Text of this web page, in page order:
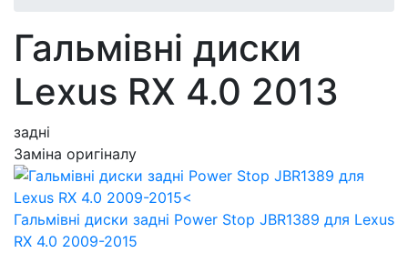
Гальмівні диски
Lexus RX 4.0 2013
задні
Заміна оригіналу
Гальмівні диски задні Power Stop JBR1389 для Lexus
RX 4.0 2009-2015